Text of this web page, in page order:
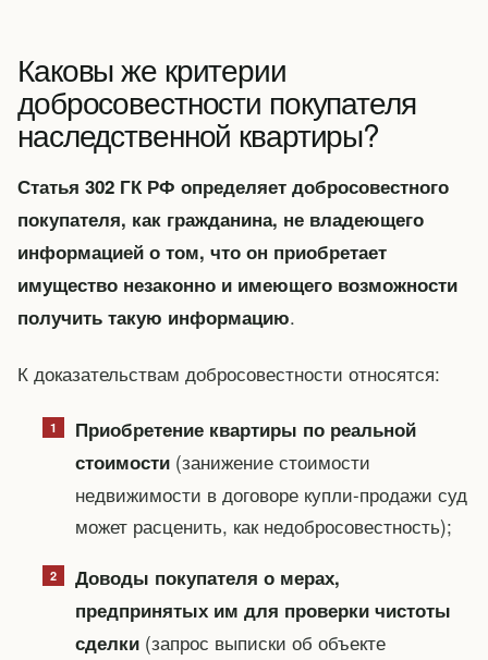
Каковы же критерии
добросовестности покупателя
наследственной квартиры?
Статья 302 ГК РФ определяет добросовестного
покупателя, как гражданина, не владеющего
информацией о том, что он приобретает
имущество незаконно и имеющего возможности
получить такую информацию.
К доказательствам добросовестности относятся:
Приобретение квартиры по реальной
стоимости(занижение стоимости
недвижимости в договоре купли-продажи суд
может расценить, как недобросовестность);
Доводы покупателя о мерах,
предпринятых им для проверки чистоты
сделки(запрос выписки об объекте